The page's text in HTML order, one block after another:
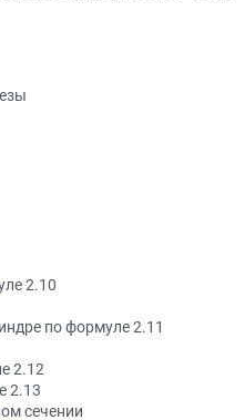
2.10
по формуле 2.11
2.12
2.13
сечении